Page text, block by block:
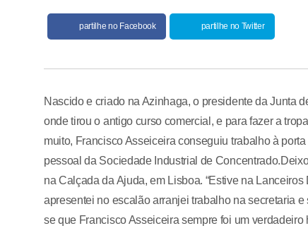
partilhe no Facebook partilhe no Twitter
Nascido e criado na Azinhaga, o presidente da Junta
onde tirou o antigo curso comercial, e para fazer a
muito, Francisco Asseiceira conseguiu trabalho à
pessoal da Sociedade Industrial de
na Calçada da Ajuda, em Lisboa. “Estive na
apresentei no escalão arranjei trabalho na secretaria
se que Francisco Asseiceira sempre foi um